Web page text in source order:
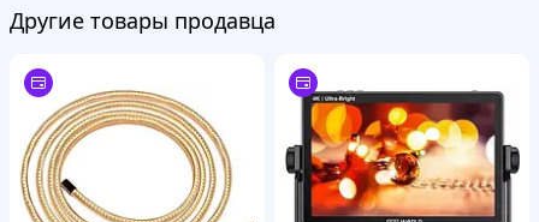
Другие товары продавца